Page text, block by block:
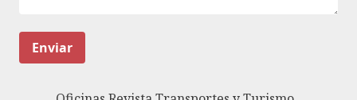
Enviar